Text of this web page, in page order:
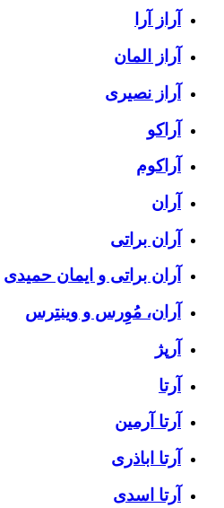
آراز آرا
آراز المان
آراز نصیری
آراکو
آراکوم
آران
آران براتی
آران براتی و ایمان حمیدی
آران، مُوِرس و وینتِرس
آرپژ
آرتا
آرتا آرمین
آرتا اباذری
آرتا اسدی